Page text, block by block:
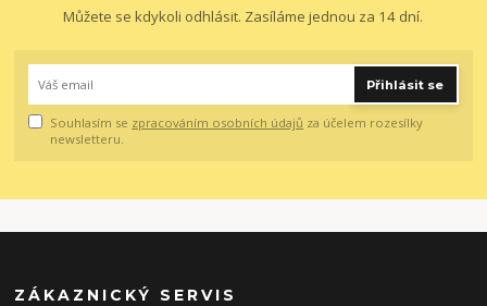
Můžete se kdykoli odhlásit. Zasíláme jednou za 14 dní.
Přihlásit se
Souhlasím se zpracováním osobních údajů za účelem rozesílky
newsletteru.
ZÁKAZNICKÝ SERVIS